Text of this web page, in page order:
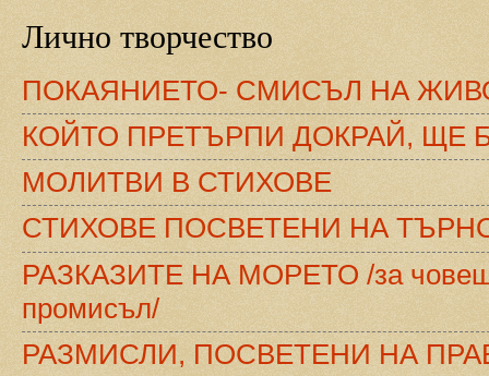
Лично творчество
ПОКАЯНИЕТО- СМИСЪЛ НА
КОЙТО ПРЕТЪРПИ ДОКРАЙ, ЩЕ
МОЛИТВИ В СТИХОВЕ
СТИХОВЕ ПОСВЕТЕНИ НА
РАЗКАЗИТЕ НА МОРЕТО /за
промисъл/
РАЗМИСЛИ, ПОСВЕТЕНИ НА